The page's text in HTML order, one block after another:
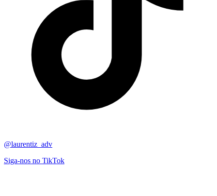
@laurentiz_adv
Siga-nos no TikTok